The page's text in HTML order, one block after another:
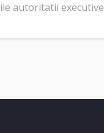
autoritatii executive